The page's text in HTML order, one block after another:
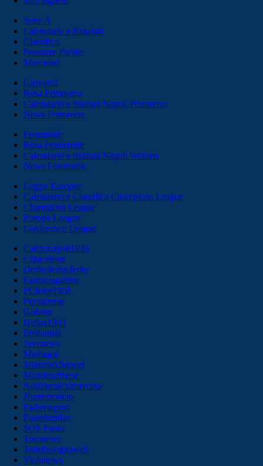
Serie A
Calendario e Risultati
Classifica
Prossime Partite
Marcatori
Giovanili
Rosa Primavera
Calendario e risultati Napoli Primavera
News Primavera
Femminile
Rosa Femminile
Calendario e risultati Napoli Women
News Femminile
Coppe Europee
Calendario e Classifica Champions League
Champions League
Europa League
Conference League
Calcionapoli1926
Cittaceleste
Derbyderbyderby
Fantamagazine
FCInter1908
Forzaroma
Golssip
Hellas1903
Ilmilanista
Juvenews
Mediagol
Milanistichannel
Mondoudinese
Notiziecalciomercato
Numericalcio
Padovasport
Pianetamilan
SOS Fanta
Toronews
Tuttobolognaweb
Violanews